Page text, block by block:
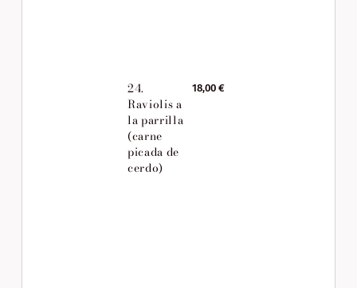
24.
Raviolis a
la parrilla
(carne
picada de
cerdo)
18,00 €